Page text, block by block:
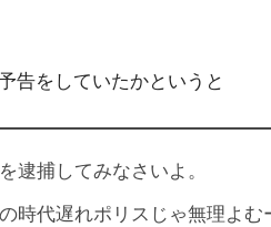
告をしていたかというと
逮捕してみなさいよ。
時代遅れポリスじゃ無理よむ